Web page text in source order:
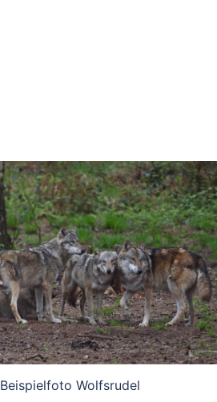
Beispielfoto Wolfsrudel